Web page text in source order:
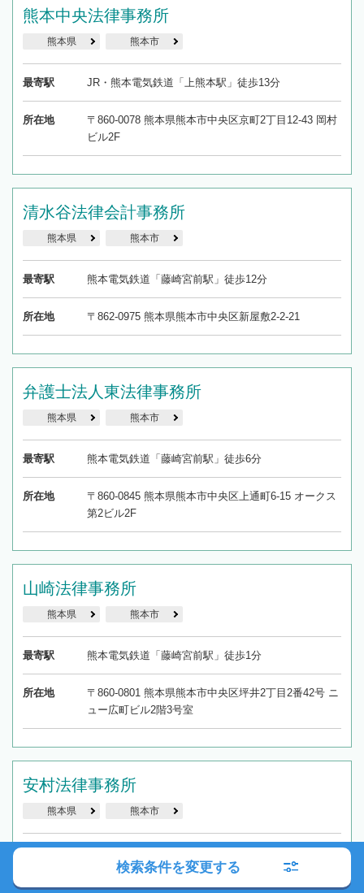
熊本中央法律事務所
熊本県 熊本市
最寄駅 JR・熊本電気鉄道「上熊本駅」徒歩13分
所在地
〒860-0078 熊本県熊本市中央区京町2丁目12-43 岡村
ビル2F
清水谷法律会計事務所
熊本県 熊本市
最寄駅 熊本電気鉄道「藤崎宮前駅」徒歩12分
所在地 〒862-0975 熊本県熊本市中央区新屋敷2-2-21
弁護士法人東法律事務所
熊本県 熊本市
最寄駅 熊本電気鉄道「藤崎宮前駅」徒歩6分
所在地
〒860-0845 熊本県熊本市中央区上通町6-15 オークス
第2ビル2F
山崎法律事務所
熊本県 熊本市
最寄駅 熊本電気鉄道「藤崎宮前駅」徒歩1分
所在地
〒860-0801 熊本県熊本市中央区坪井2丁目2番42号 ニ
ュー広町ビル2階3号室
安村法律事務所
熊本県 熊本市
所在地 〒862-0976 熊本県熊本市中央区九品寺1丁目15-10Ｎ
検索条件を変更する